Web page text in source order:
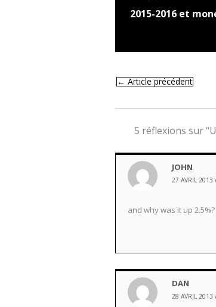
2015-2016 et
←Article précédent
5 réflexions sur
JOHN
27 AVRIL
and why was it up
DAN
28 AVRIL 2013